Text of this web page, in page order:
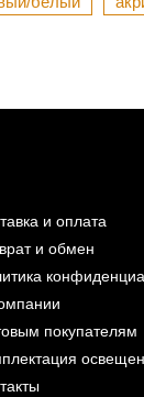
и оплата
и обмен
покупателям